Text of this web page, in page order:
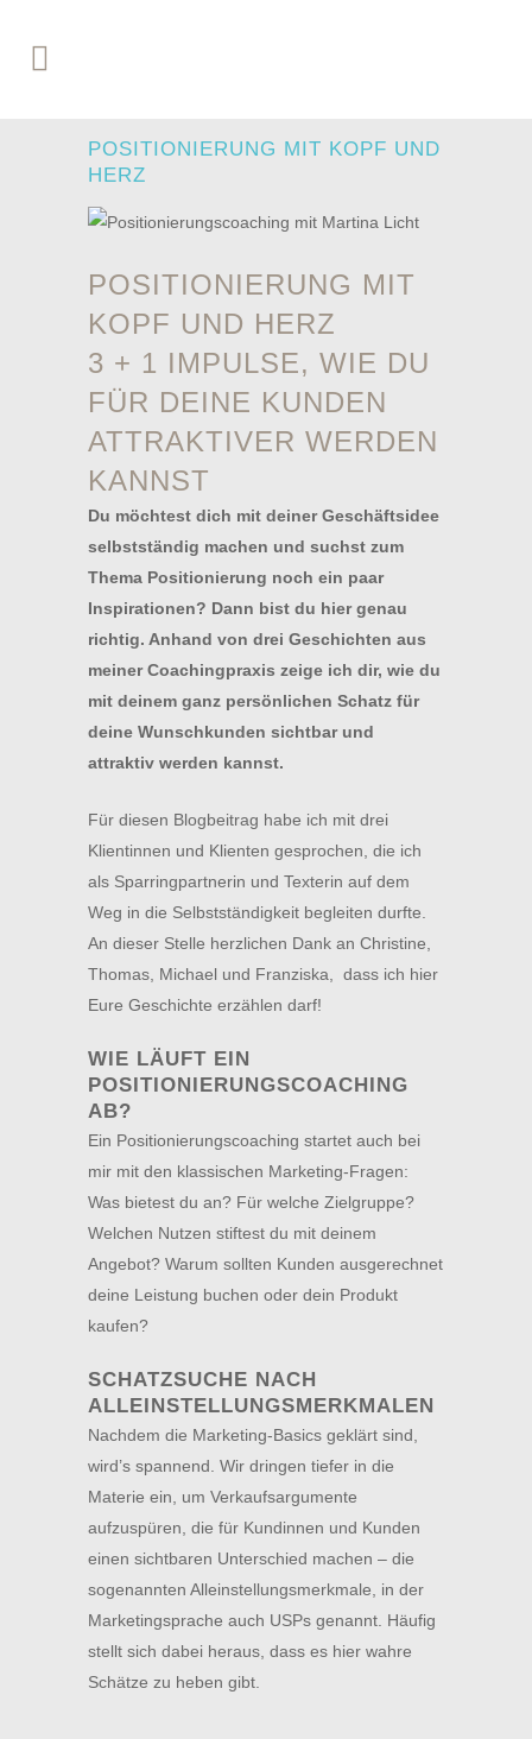
POSITIONIERUNG MIT KOPF UND
HERZ
POSITIONIERUNG MIT
KOPF UND HERZ
3 + 1 IMPULSE, WIE DU
FÜR DEINE KUNDEN
ATTRAKTIVER WERDEN
KANNST
Du möchtest dich mit deiner Geschäftsidee
selbstständig machen und suchst zum
Thema Positionierung noch ein paar
Inspirationen? Dann bist du hier genau
richtig. Anhand von drei Geschichten aus
meiner Coachingpraxis zeige ich dir, wie du
mit deinem ganz persönlichen Schatz für
deine Wunschkunden sichtbar und
attraktiv werden kannst.
Für diesen Blogbeitrag habe ich mit drei
Klientinnen und Klienten gesprochen, die ich
als Sparringpartnerin und Texterin auf dem
Weg in die Selbstständigkeit begleiten durfte.
An dieser Stelle herzlichen Dank an Christine,
Thomas, Michael und Franziska, dass ich hier
Eure Geschichte erzählen darf!
WIE LÄUFT EIN
POSITIONIERUNGSCOACHING
AB?
Ein Positionierungscoaching startet auch bei
mir mit den klassischen Marketing-Fragen:
Was bietest du an? Für welche Zielgruppe?
Welchen Nutzen stiftest du mit deinem
Angebot? Warum sollten Kunden ausgerechnet
deine Leistung buchen oder dein Produkt
kaufen?
SCHATZSUCHE NACH
ALLEINSTELLUNGSMERKMALEN
Nachdem die Marketing-Basics geklärt sind,
wird’s spannend. Wir dringen tiefer in die
Materie ein, um Verkaufsargumente
aufzuspüren, die für Kundinnen und Kunden
einen sichtbaren Unterschied machen – die
sogenannten Alleinstellungsmerkmale, in der
Marketingsprache auch USPs genannt. Häufig
stellt sich dabei heraus, dass es hier wahre
Schätze zu heben gibt.